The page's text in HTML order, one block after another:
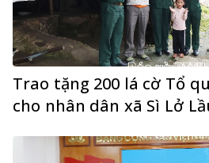
Trao tặng 200 lá cờ Tổ
cho nhân dân xã Sì Lở